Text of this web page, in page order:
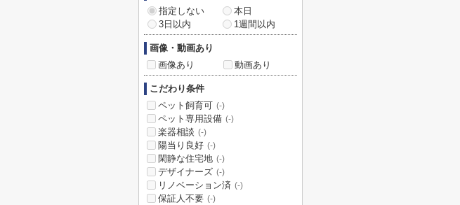
指定しない
本日
3日以内
1週間以内
画像・動画あり
画像あり
動画あり
こだわり条件
ペット飼育可 (-)
ペット専用設備 (-)
楽器相談 (-)
陽当り良好 (-)
閑静な住宅地 (-)
デザイナーズ (-)
リノベーション済 (-)
保証人不要 (-)